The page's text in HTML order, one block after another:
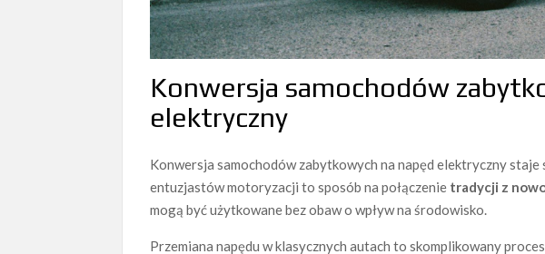
Konwersja samochodów
elektryczny
Konwersja samochodów zabytkowych na napęd elektryczny
entuzjastów motoryzacji to sposób na połączenie tradycji z
mogą być użytkowane bez obaw o wpływ na środowisko.
Przemiana napędu w klasycznych autach to skomplikowany